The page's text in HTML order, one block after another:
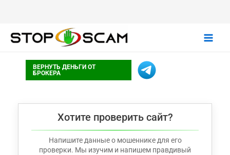
ВЕРНУТЬ ДЕНЬГИ ОТ
БРОКЕРА
Хотите проверить сайт?
Напишите данные о мошеннике для его
проверки. Мы изучим и напишем правдивый